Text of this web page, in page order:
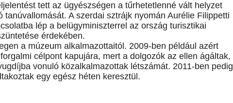
tett az ügyészségen a tűrhetetlenné vált helyzet
A szerdai sztrájk nyomán Aurélie Filippetti
lép a belügyminiszterrel az ország turisztikai
érdekében.
a múzeum alkalmazottaitól. 2009-ben például azért
célpont kapujára, mert a dolgozók az ellen ágáltak,
vonuló közalkalmazottak létszámát. 2011-ben pedig
egy egész héten keresztül.